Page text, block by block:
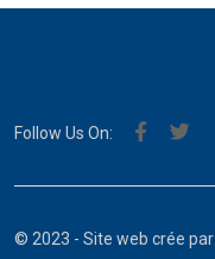
Follow Us On:
© 2023 - Site web crée par